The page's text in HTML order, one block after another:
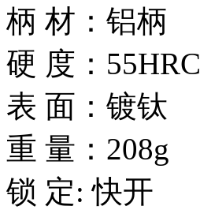
柄 材：铝柄
硬 度：55HRC
表 面：镀钛
重 量：208g
锁 定: 快开